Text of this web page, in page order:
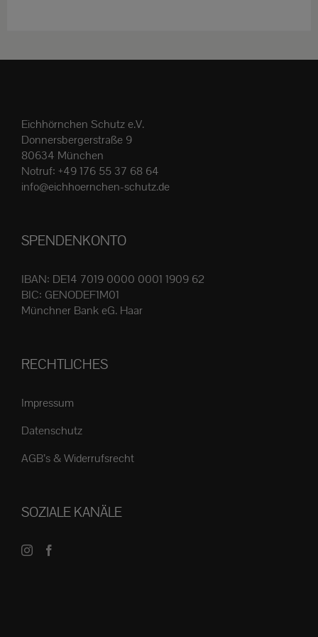
können
auf
der
Produktseite
Eichhörnchen Schutz e.V.
Donnersbergerstraße 9
80634 München
Notruf: +49 176 55 37 68 64
info@eichhoernchen-schutz.de
SPENDENKONTO
IBAN: DE14 7019 0000 0001 1909 62
BIC: GENODEF1M01
Münchner Bank eG. Haar
RECHTLICHES
Impressum
Datenschutz
AGB’s & Widerrufsrecht
SOZIALE KANÄLE